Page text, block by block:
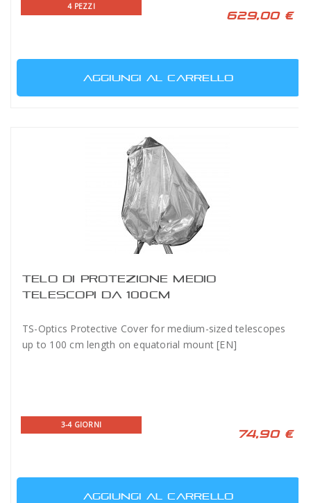
4 PEZZI
629,00 €
AGGIUNGI AL CARRELLO
TELO DI PROTEZIONE MEDIO
TELESCOPI DA 100CM
TS-Optics Protective Cover for medium-sized telescopes
up to 100 cm length on equatorial mount [EN]
3-4 GIORNI
74,90 €
AGGIUNGI AL CARRELLO